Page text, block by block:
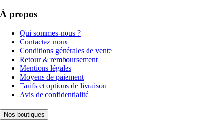
À propos
Qui sommes-nous ?
Contactez-nous
Conditions générales de vente
Retour & remboursement
Mentions légales
Moyens de paiement
Tarifs et options de livraison
Avis de confidentialité
Nos boutiques